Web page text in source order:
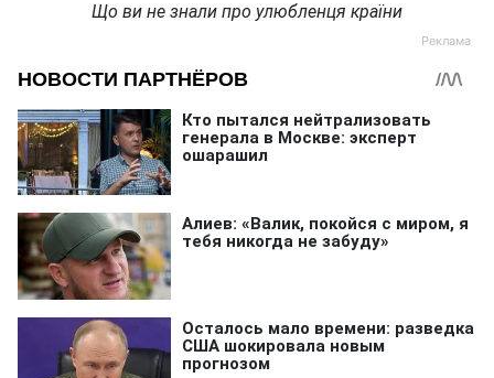
Що ви не знали про улюбленця країни